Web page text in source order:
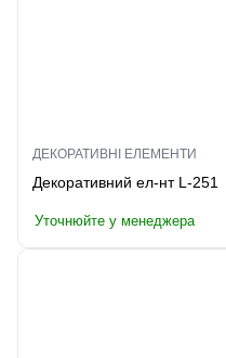
ДЕКОРАТИВНІ ЕЛЕМЕНТИ
Декоративний ел-нт L-251
Уточнюйте у менеджера